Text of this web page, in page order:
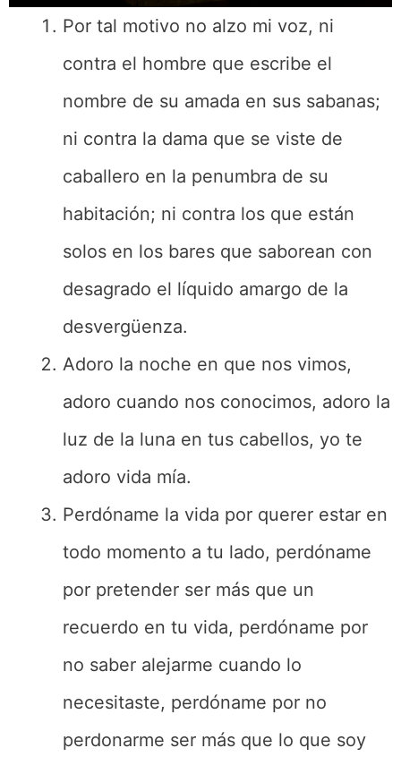
Por tal motivo no alzo mi voz, ni
contra el hombre que escribe el
nombre de su amada en sus sabanas;
ni contra la dama que se viste de
caballero en la penumbra de su
habitación; ni contra los que están
solos en los bares que saborean con
desagrado el líquido amargo de la
desvergüenza.
Adoro la noche en que nos vimos,
adoro cuando nos conocimos, adoro la
luz de la luna en tus cabellos, yo te
adoro vida mía.
Perdóname la vida por querer estar en
todo momento a tu lado, perdóname
por pretender ser más que un
recuerdo en tu vida, perdóname por
no saber alejarme cuando lo
necesitaste, perdóname por no
perdonarme ser más que lo que soy